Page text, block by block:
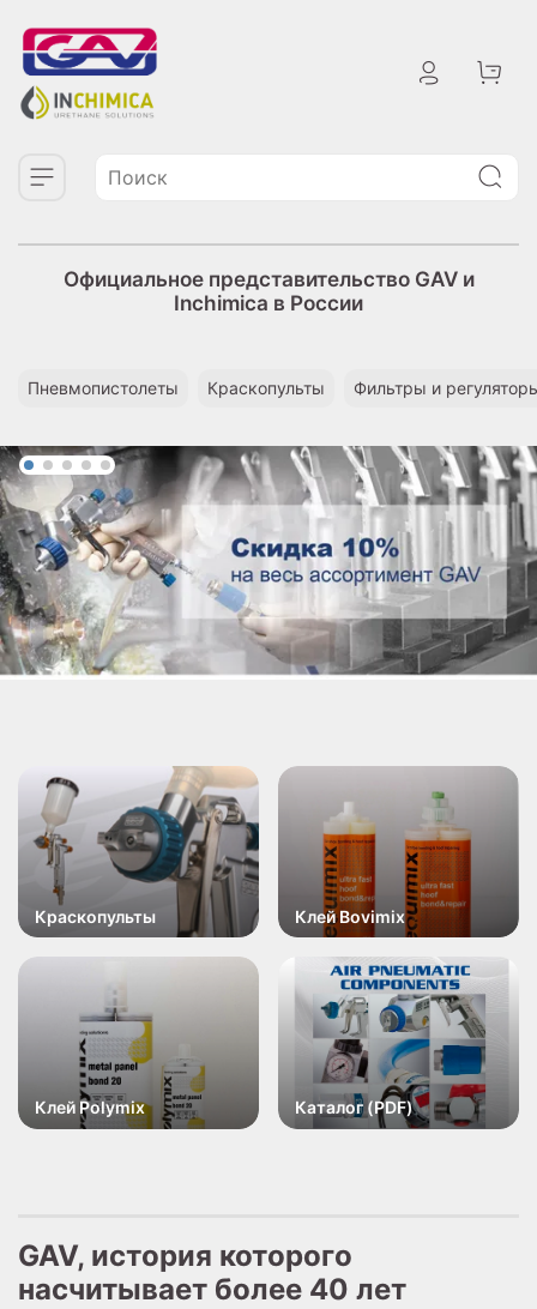
Официальное представительство GAV и
Inchimica в России
Пневмопистолеты Краскопульты Фильтры и
Краскопульты Клей Bovimix
Клей Polymix Каталог (PDF)
GAV, история которого
насчитывает более 40 лет